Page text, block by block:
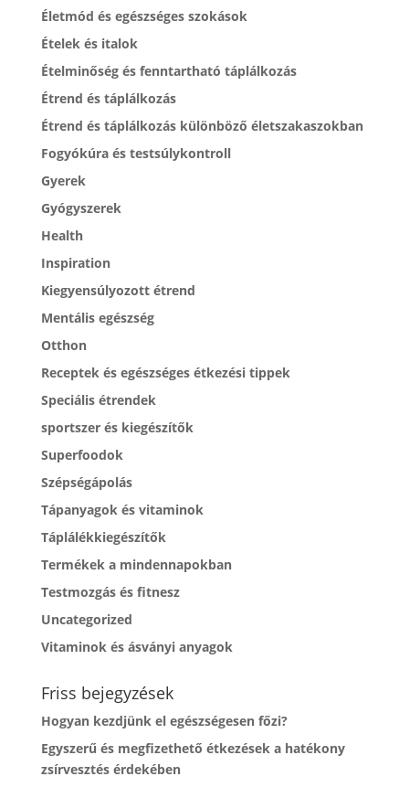
Életmód és egészséges szokások
Ételek és italok
Ételminőség és fenntartható táplálkozás
Étrend és táplálkozás
Étrend és táplálkozás különböző életszakaszokban
Fogyókúra és testsúlykontroll
Gyerek
Gyógyszerek
Health
Inspiration
Kiegyensúlyozott étrend
Mentális egészség
Otthon
Receptek és egészséges étkezési tippek
Speciális étrendek
sportszer és kiegészítők
Superfoodok
Szépségápolás
Tápanyagok és vitaminok
Táplálékkiegészítők
Termékek a mindennapokban
Testmozgás és fitnesz
Uncategorized
Vitaminok és ásványi anyagok
Friss bejegyzések
Hogyan kezdjünk el egészségesen főzi?
Egyszerű és megfizethető étkezések a hatékony
zsírvesztés érdekében